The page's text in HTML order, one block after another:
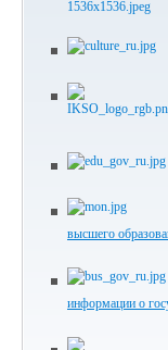
высшего
информации о